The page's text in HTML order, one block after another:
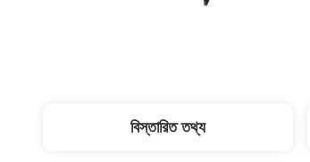
বিস্তারিত তথ্য